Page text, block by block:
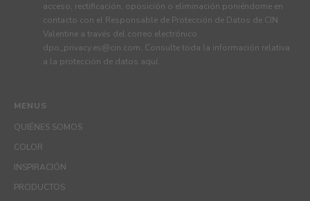
MENUS
QUIÉNES SOMOS
COLOR
INSPIRACIÓN
PRODUCTOS
acceso, rectificación, oposición o eliminación poniéndome en
contacto con el Responsable de Protección de Datos de CIN
Valentine a través del correo electrónico
dpo_privacy.es@cin.com. Consulte toda la información relativa
a la protección de datos aquí.